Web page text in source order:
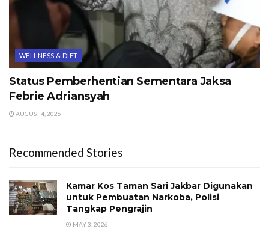
WELLNESS & DIET
Status Pemberhentian Sementara Jaksa
Febrie Adriansyah
AUGUST 4, 2026
Recommended Stories
Kamar Kos Taman Sari Jakbar Digunakan
untuk Pembuatan Narkoba, Polisi
Tangkap Pengrajin
MAY 3, 2026